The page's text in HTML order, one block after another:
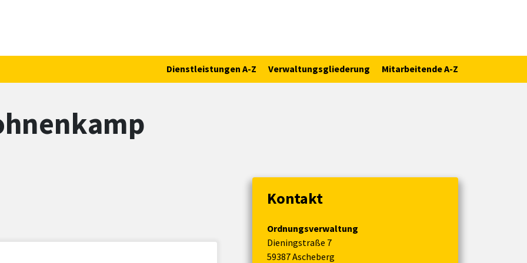
Dienstleistungen A-Z Verwaltungsgliederung Mitarbeitende A-Z
Kontakt
Ordnungsverwaltung
Dieningstraße 7
59387 Ascheberg